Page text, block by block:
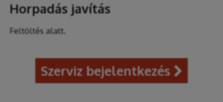
Horpadás javítás
Feltöltés alatt.
Szerviz bejelentkezés 